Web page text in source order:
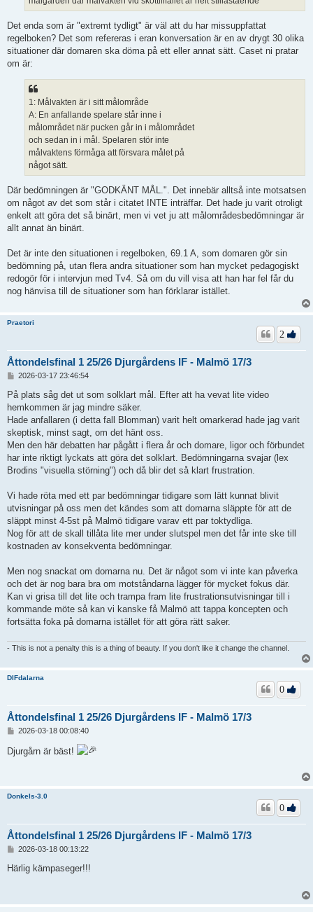
Det enda som är "extremt tydligt" är väl att du har missuppfattat
regelboken? Det som refereras i eran konversation är en av drygt 30 olika
situationer där domaren ska döma på ett eller annat sätt. Caset ni pratar
om är:
1: Målvakten är i sitt målområde
A: En anfallande spelare står inne i
målområdet när pucken går in i målområdet
och sedan in i mål. Spelaren stör inte
målvaktens förmåga att försvara målet på
något sätt.
Där bedömningen är "GODKÄNT MÅL.". Det innebär alltså inte motsatsen
om något av det som står i citatet INTE inträffar. Det hade ju varit otroligt
enkelt att göra det så binärt, men vi vet ju att målområdesbedömningar är
allt annat än binärt.
Det är inte den situationen i regelboken, 69.1 A, som domaren gör sin
bedömning på, utan flera andra situationer som han mycket pedagogiskt
redogör för i intervjun med Tv4. Så om du vill visa att han har fel får du
nog hänvisa till de situationer som han förklarar istället.
Praetori
Åttondelsfinal 1 25/26 Djurgårdens IF - Malmö 17/3
2
l
g
g
2026-03-17 23:46:54
På plats såg det ut som solklart mål. Efter att ha vevat lite video
hemkommen är jag mindre säker.
Hade anfallaren (i detta fall Blomman) varit helt omarkerad hade jag varit
skeptisk, minst sagt, om det hänt oss.
Men den här debatten har pågått i flera år och domare, ligor och förbundet
har inte riktigt lyckats att göra det solklart. Bedömningarna svajar (lex
Brodins "visuella störning") och då blir det så klart frustration.
Vi hade röta med ett par bedömningar tidigare som lätt kunnat blivit
utvisningar på oss men det kändes som att domarna släppte för att de
släppt minst 4-5st på Malmö tidigare varav ett par toktydliga.
Nog för att de skall tillåta lite mer under slutspel men det får inte ske till
kostnaden av konsekventa bedömningar.
Men nog snackat om domarna nu. Det är något som vi inte kan påverka
och det är nog bara bra om motståndarna lägger för mycket fokus där.
Kan vi grisa till det lite och trampa fram lite frustrationsutvisningar till i
kommande möte så kan vi kanske få Malmö att tappa koncepten och
fortsätta foka på domarna istället för att göra rätt saker.
- This is not a penalty this is a thing of beauty. If you don't like it change the channel.
DIFdalarna
Åttondelsfinal 1 25/26 Djurgårdens IF - Malmö 17/3
0
l
ä
2026-03-18 00:08:40
Djurgårn är bäst!
Donkels-3.0
Åttondelsfinal 1 25/26 Djurgårdens IF - Malmö 17/3
0
l
2026-03-18 00:13:22
Härlig kämpaseger!!!